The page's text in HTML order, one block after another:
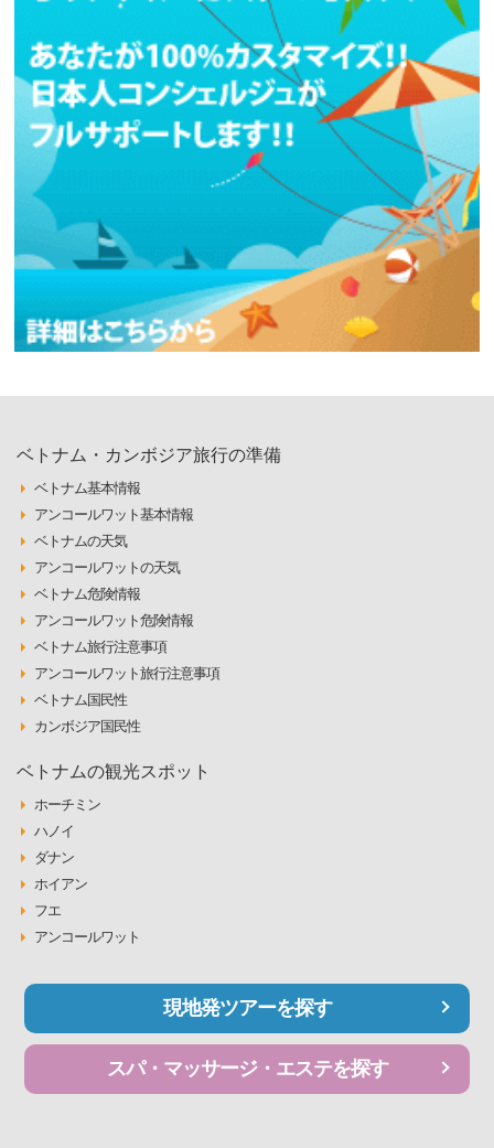
ベトナム・カンボジア旅行の準備
ベトナム基本情報
アンコールワット基本情報
ベトナムの天気
アンコールワットの天気
ベトナム危険情報
アンコールワット危険情報
ベトナム旅行注意事項
アンコールワット旅行注意事項
ベトナム国民性
カンボジア国民性
ベトナムの観光スポット
ホーチミン
ハノイ
ダナン
ホイアン
フエ
アンコールワット
現地発ツアーを探す
スパ・マッサージ・エステを探す